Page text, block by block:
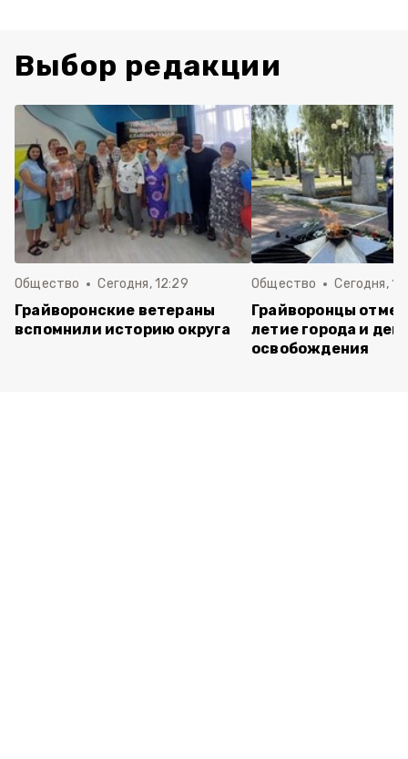
Выбор редакции
Общество Сегодня, 12:29
Грайворонские ветераны
вспомнили историю округа
Общество Сегодня,
Грайворонцы
летие города и
освобождения